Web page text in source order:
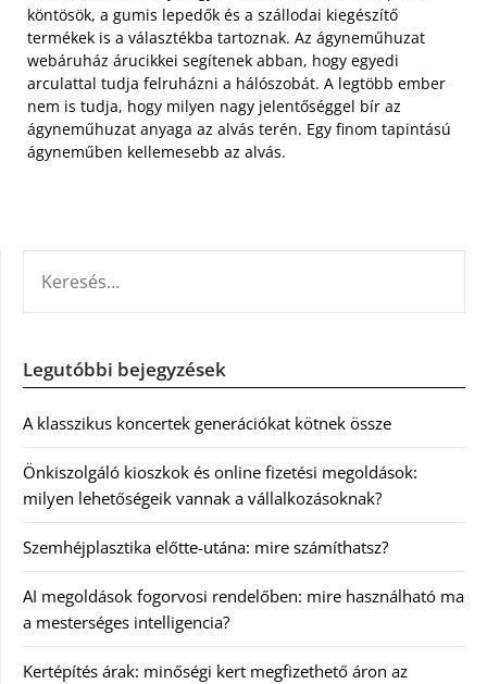
köntösök, a gumis lepedők és a szállodai kiegészítő
termékek is a választékba tartoznak. Az ágyneműhuzat
webáruház árucikkei segítenek abban, hogy egyedi
arculattal tudja felruházni a hálószobát. A legtöbb ember
nem is tudja, hogy milyen nagy jelentőséggel bír az
ágyneműhuzat anyaga az alvás terén. Egy finom tapintású
ágyneműben kellemesebb az alvás.
Legutóbbi bejegyzések
A klasszikus koncertek generációkat kötnek össze
Önkiszolgáló kioszkok és online fizetési megoldások:
milyen lehetőségeik vannak a vállalkozásoknak?
Szemhéjplasztika előtte-utána: mire számíthatsz?
AI megoldások fogorvosi rendelőben: mire használható ma
a mesterséges intelligencia?
Kertépítés árak: minőségi kert megfizethető áron az